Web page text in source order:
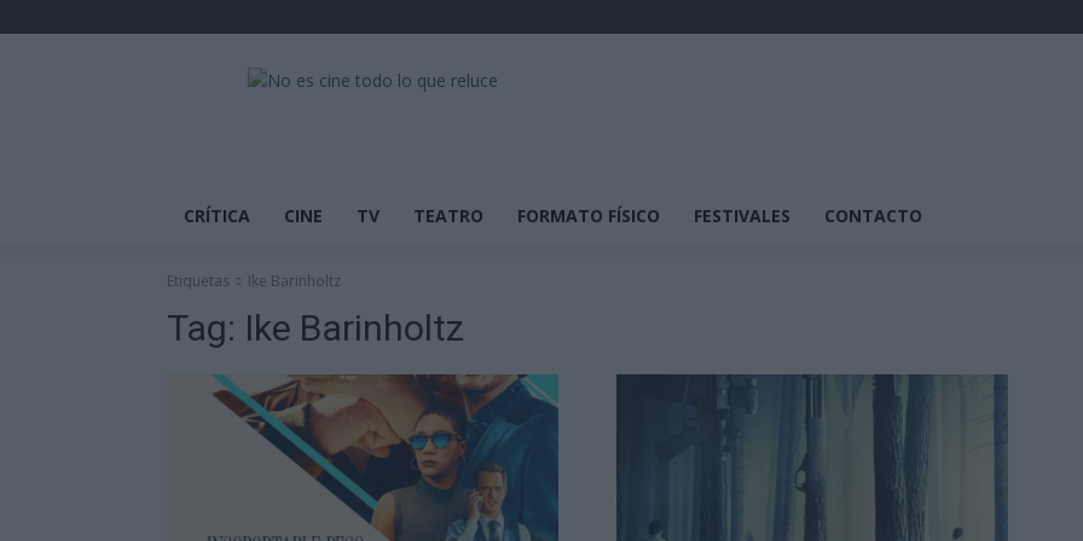
No
que
CRÍTICA CINE TV TEATRO FORMATO FÍSICO FESTIVALES CONTACTO
Etiquetas Ike Barinholtz
Tag: Ike Barinholtz